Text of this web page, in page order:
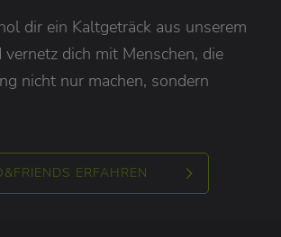
dir ein Kaltgeträck aus unserem
dich mit Menschen, die
nicht nur machen, sondern
ERFAHREN